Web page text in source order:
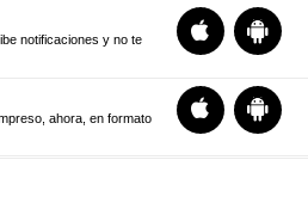
notificaciones y no te
ahora, en formato